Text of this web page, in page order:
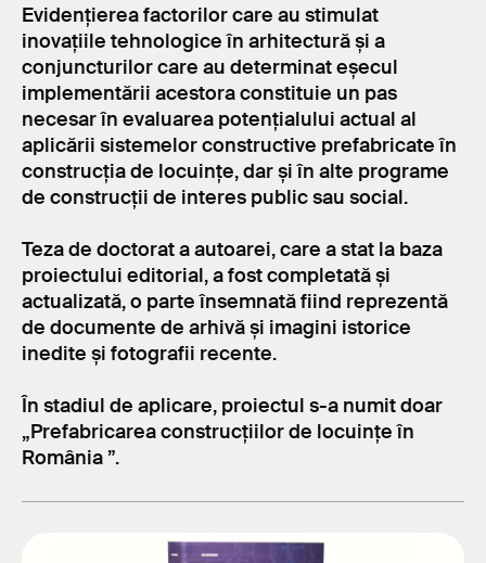
Evidențierea factorilor care au stimulat
inovațiile tehnologice în arhitectură și a
conjuncturilor care au determinat eșecul
implementării acestora constituie un pas
necesar în evaluarea potențialului actual al
aplicării sistemelor constructive prefabricate în
construcția de locuințe, dar și în alte programe
de construcții de interes public sau social.
Teza de doctorat a autoarei, care a stat la baza
proiectului editorial, a fost completată și
actualizată, o parte însemnată fiind reprezentă
de documente de arhivă și imagini istorice
inedite și fotografii recente.
În stadiul de aplicare, proiectul s-a numit doar
„Prefabricarea construcțiilor de locuințe în
România ”.